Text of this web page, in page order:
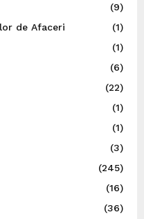
(9)
de Afaceri
(1)
(1)
(6)
(22)
(1)
(1)
(3)
(245)
(16)
(36)